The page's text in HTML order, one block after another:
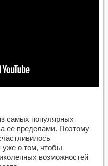
самых популярных
ее пределами. Поэтому
уже о том, чтобы
возможностей